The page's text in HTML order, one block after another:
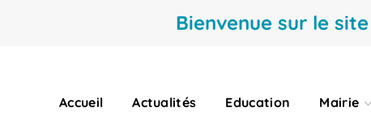
Bienvenue sur le
Accueil Actualités Education Mairie